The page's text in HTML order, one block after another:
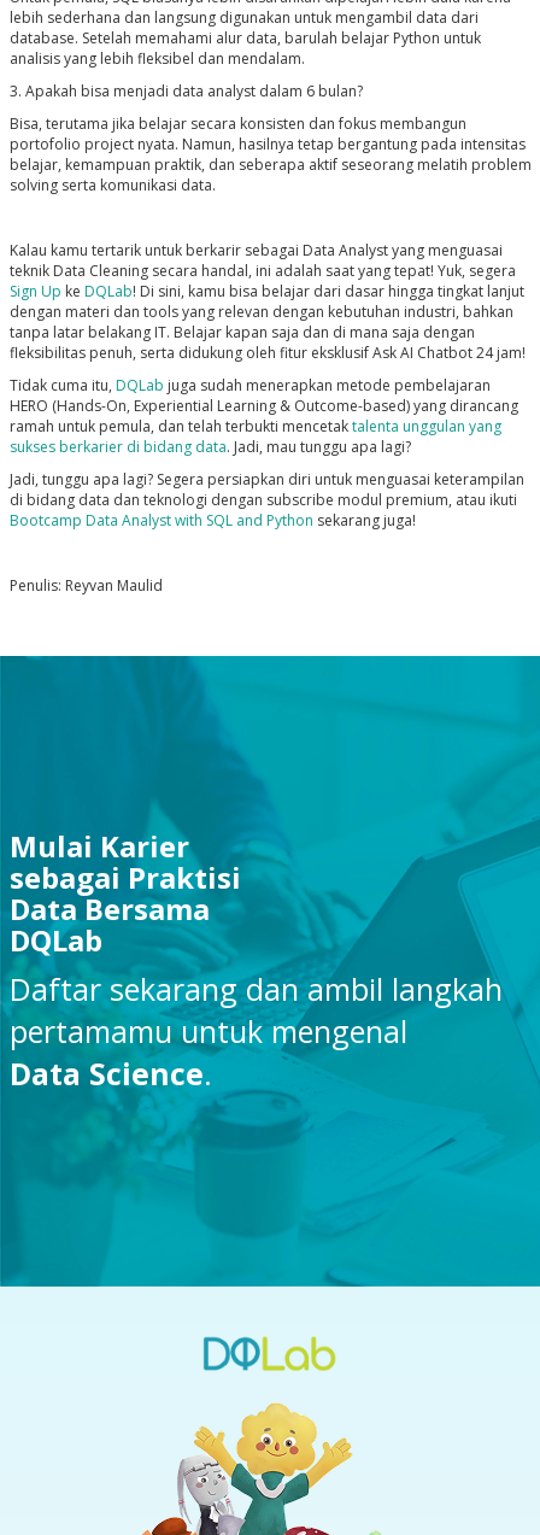
lebih sederhana dan langsung digunakan untuk mengambil data dari
database. Setelah memahami alur data, barulah belajar Python untuk
analisis yang lebih fleksibel dan mendalam.
3. Apakah bisa menjadi data analyst dalam 6 bulan?
Bisa, terutama jika belajar secara konsisten dan fokus membangun
portofolio project nyata. Namun, hasilnya tetap bergantung pada intensitas
belajar, kemampuan praktik, dan seberapa aktif seseorang melatih problem
solving serta komunikasi data.
Kalau kamu tertarik untuk berkarir sebagai Data Analyst yang menguasai
teknik Data Cleaning secara handal, ini adalah saat yang tepat! Yuk, segera
Sign Up ke DQLab! Di sini, kamu bisa belajar dari dasar hingga tingkat lanjut
dengan materi dan tools yang relevan dengan kebutuhan industri, bahkan
tanpa latar belakang IT. Belajar kapan saja dan di mana saja dengan
fleksibilitas penuh, serta didukung oleh fitur eksklusif Ask AI Chatbot 24 jam!
Tidak cuma itu, DQLab juga sudah menerapkan metode pembelajaran
HERO (Hands-On, Experiential Learning & Outcome-based) yang dirancang
ramah untuk pemula, dan telah terbukti mencetaktalenta unggulan yang
sukses berkarier di bidang data. Jadi, mau tunggu apa lagi?
Jadi, tunggu apa lagi? Segera persiapkan diri untuk menguasai keterampilan
di bidang data dan teknologi dengan subscribe modul premium, atau ikuti
Bootcamp Data Analyst with SQL and Python sekarang juga!
Penulis: Reyvan Maulid
Mulai Karier
sebagai Praktisi
Data Bersama
DQLab
Daftar sekarang dan ambil langkah
pertamamu untuk mengenal
Data Science.